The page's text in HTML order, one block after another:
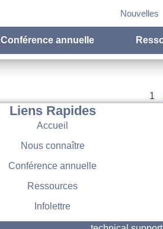
Nouvelles
Conférence annuelle
1
Liens Rapides
Accueil
Nous connaître
Conférence annuelle
Ressources
Infolettre